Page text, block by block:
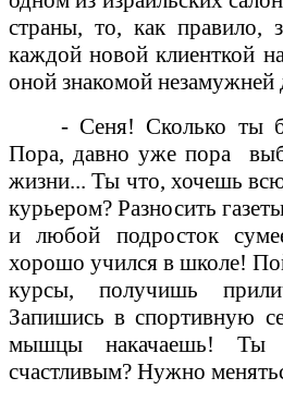
страны, то, как правило,
каждой новой клиенткой
оной знакомой незамужней
- Сеня! Сколько ты
Пора, давно уже пора
жизни... Ты что, хочешь
курьером? Разносить
и любой подросток
хорошо учился в школе!
курсы, получишь
Запишись в спортивную
мышцы накачаешь! Ты
счастливым? Нужно